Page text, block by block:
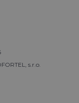
s.r.o.